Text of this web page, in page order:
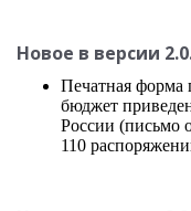
Новое в версии
Печатная форма
бюджет
России (письмо
110